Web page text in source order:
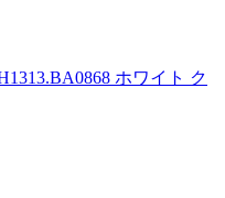
ホワイト ク